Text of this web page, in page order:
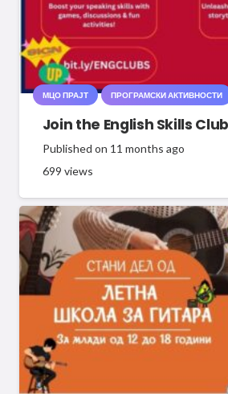
МЦО ПРАЈТ ПРОГРАМСКИ АКТИВНОСТИ
Join the English Skills
Published on 11 months ago
699 views